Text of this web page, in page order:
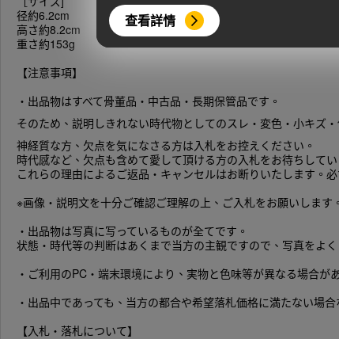
查看詳情
径約6.2cm
高さ約8.2cm
重さ約153g
【注意事項】
・出品物はすべて骨董品・中古品・長期保管品です。
そのため、説明しきれない時代物としてのスレ・変色・小キズ
神経質な方、欠点を気になさる方は入札をお控えください。
時代感など、欠点も含めて愛して頂ける方の入札をお待ちしてい
これらの理由によるご返品・キャンセルはお断りいたします。
※画像・説明文を十分ご確認ご理解の上、ご入札をお願いします
・出品物は写真に写っているものが全てです。
状態・時代等の判断はあくまで当方の主観ですので、写真をよ
・ご利用のPC・端末環境により、実物と色味等が異なる場合が
・出品中であっても、当方の都合や希望落札価格に満たない場
【入札・落札について】